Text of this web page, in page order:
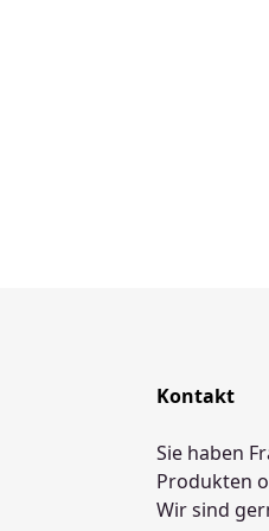
Kontakt
Sie haben
Produkten
Wir sind